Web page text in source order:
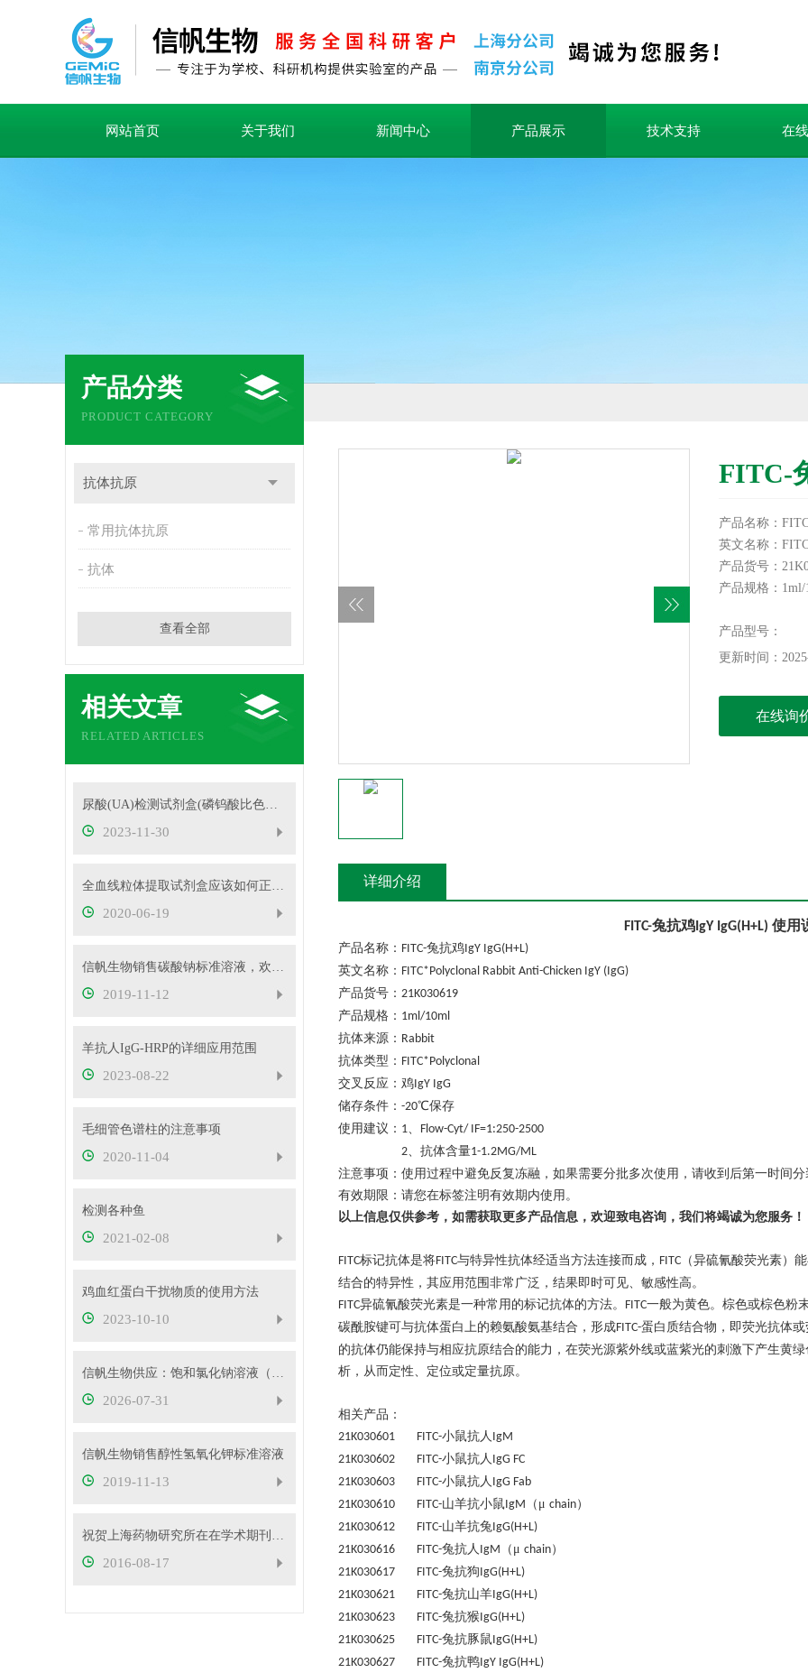
网站首页 关于我们 新闻中心 产品展示 技术支持 在
产品分类
PRODUCT CATEGORY
抗体抗原
常用抗体抗原
抗体
查看全部
相关文章
RELATED ARTICLES
尿酸(UA)检测试剂盒(磷钨酸比色法)的操作步骤
2023-11-30
全血线粒体提取试剂盒应该如何正确使用
2020-06-19
信帆生物销售碳酸钠标准溶液，欢迎抢购
2019-11-12
羊抗人IgG-HRP的详细应用范围
2023-08-22
毛细管色谱柱的注意事项
2020-11-04
检测各种鱼
2021-02-08
鸡血红蛋白干扰物质的使用方法
2023-10-10
信帆生物供应：饱和氯化钠溶液（26.5%）
2026-07-31
信帆生物销售醇性氢氧化钾标准溶液
2019-11-13
祝贺上海药物研究所在在学术期刊elife在线发表研究论文
2016-08-17
FITC-
产品名称：
英文名称：
产品货号：
产品规格：1ml/
本产品仅供科
产品型号：
更新时间：
在线询
详细介绍
FITC-兔抗鸡 IgY IgG(H+L) 使用
产品名称： FITC-兔抗鸡IgY IgG(H+L)
英文名称： FITC*Polyclonal Rabbit Anti-Chicken IgY (IgG)
产品货号： 21K030619
产品规格： 1ml/10ml
抗体来源： Rabbit
抗体类型： FITC*Polyclonal
交叉反应： 鸡IgY IgG
储存条件： -20℃保存
使用建议： 1、 Flow-Cyt/ IF=1:250-2500
2、抗体含量1-1.2MG/ML
注意事项：使用过程中避免反复冻融，如果需要分批多次使用，请收到后第一时间分
有效期限：请您在标签注明有效期内使用。
以上信息仅供参考，如需获取更多产品信息，欢迎致电咨询，我们将竭诚为您服务！
FITC标记抗体是将FITC与特异性抗体经适当方法连接而成， FITC （异硫氰酸荧光素）
结合的特异性，其应用范围非常广泛，结果即时可见、敏感性高。
FITC异硫氰酸荧光素是一种常用的标记抗体的方法。 FITC一般为黄色。棕色或棕色粉
碳酰胺键可与抗体蛋白上的赖氨酸氨基结合，形成FITC-蛋白质结合物，即荧光抗体
的抗体仍能保持与相应抗原结合的能力，在荧光源紫外线或蓝紫光的刺激下产生黄
析，从而定性、定位或定量抗原。
相关产品：
21K030601 FITC-小鼠抗人 IgM
21K030602 FITC-小鼠抗人 IgG FC
21K030603 FITC-小鼠抗人 IgG Fab
21K030610 FITC-山羊抗小鼠IgM （μ chain）
21K030612 FITC-山羊抗兔IgG(H+L)
21K030616 FITC-兔抗人 IgM （μ chain）
21K030617 FITC-兔抗狗IgG(H+L)
21K030621 FITC-兔抗山羊IgG(H+L)
21K030623 FITC-兔抗猴IgG(H+L)
21K030625 FITC-兔抗豚鼠IgG(H+L)
21K030627 FITC-兔抗鸭IgY IgG(H+L)